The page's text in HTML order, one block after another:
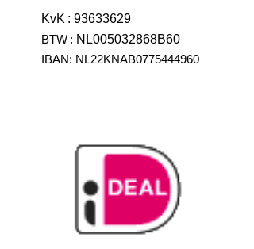
KvK : 93633629
BTW : NL005032868B60
IBAN: NL22KNAB0775444960